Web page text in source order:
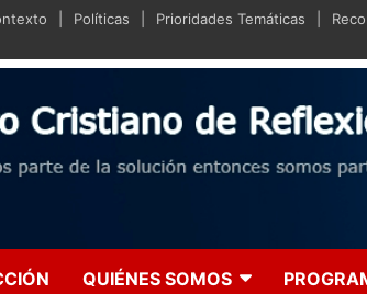
Políticas Prioridades Temáticas
Cristiano de
Si no somos parte de la solución entonces
QUIÉNES SOMOS